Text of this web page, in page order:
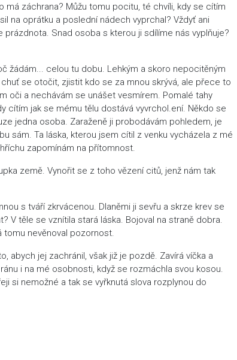
záchrana? Můžu tomu pocitu, té chvíli, kdy se cítím
na oprátku a poslední nádech vyprchal? Vždyť ani
Snad osoba s kterou ji sdílíme nás vyplňuje?
žádám... celou tu dobu. Lehkým a skoro nepocitěným
se otočit, zjistit kdo se za mnou skrývá, ale přece to
oči a nechávám se unášet vesmírem. Pomalé tahy
cítím jak se mému tělu dostává vyvrchol.ení. Někdo se
jedna osoba. Zaraženě ji probodávám pohledem, je
sám. Ta láska, kterou jsem cítil z venku vycházela z mé
zapomínám na přítomnost.
země. Vynořit se z toho vězení citů, jenž nám tak
s tváří zkrvácenou. Dlaněmi ji sevřu a skrze krev se
V těle se vznítila stará láska. Bojoval na straně dobra.
tomu nevěnoval pozornost.
abych jej zachránil, však již je pozdě. Zavírá víčka a
i na mé osobnosti, když se rozmáchla svou kosou.
si nemožné a tak se vyřknutá slova rozplynou do